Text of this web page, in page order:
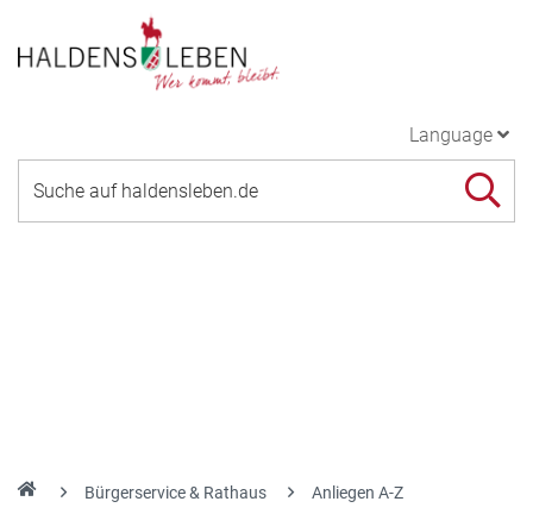
Language
Bürgerservice & Rathaus Anliegen A-Z